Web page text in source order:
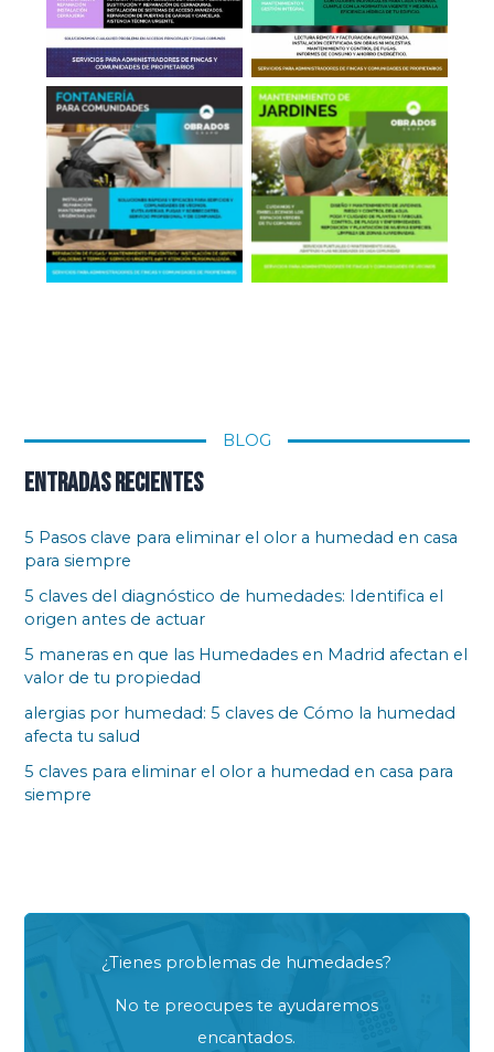
Fontanería Jardinería
BLOG
Entradas recientes
5 Pasos clave para eliminar el olor a humedad en casa
para siempre
5 claves del diagnóstico de humedades: Identifica el
origen antes de actuar
5 maneras en que las Humedades en Madrid afectan el
valor de tu propiedad
alergias por humedad: 5 claves de Cómo la humedad
afecta tu salud
5 claves para eliminar el olor a humedad en casa para
siempre
¿Tienes problemas de humedades?
No te preocupes te ayudaremos
encantados.